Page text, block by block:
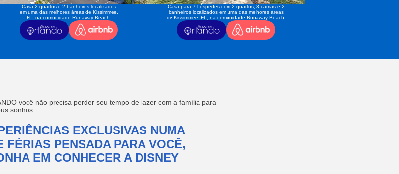
Casa 2 quartos e 2 banheiros localizados
em uma das melhores áreas de Kissimmee,
FL, na comunidade Runaway Beach.
Casa para 7 hóspedes com 2 quartos, 3 camas e 2
banheiros localizados em uma das melhores áreas
de Kissimmee, FL, na comunidade Runaway Beach.
você não precisa perder seu tempo de lazer com a família para
sonhos.
EXCLUSIVAS NUMA
FÉRIAS PENSADA PARA VOCÊ,
EM CONHECER A DISNEY